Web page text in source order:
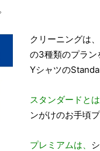
クリーニングは
の3種類のプラン
Yシャツの
スタンダードとは
ンがけのお手頃
プレミアムは、